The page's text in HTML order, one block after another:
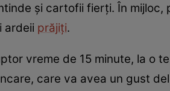
și cartofii fierți. În
ardeii prăjiți.
vreme de 15 minute, la o
care va avea un gust